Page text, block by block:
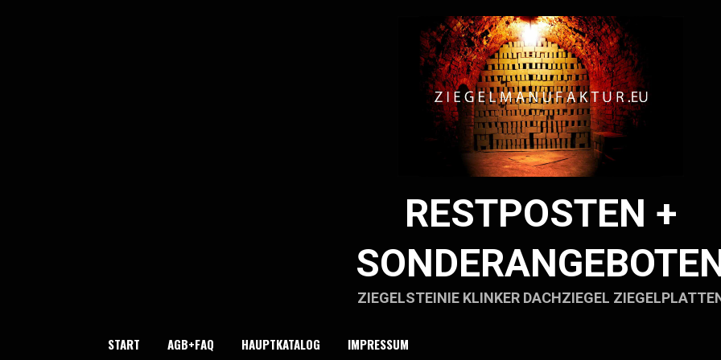
RESTPOSTEN +
ZIEGELSTEINIE KLINKER DACHZIEGEL
START AGB+FAQ HAUPTKATALOG IMPRESSUM